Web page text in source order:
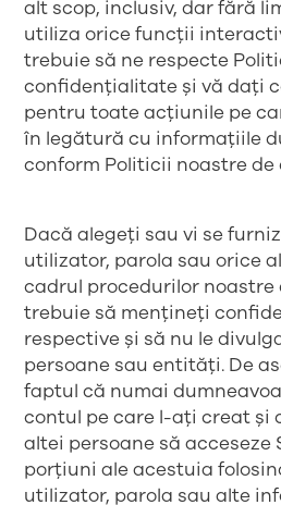
alt scop, inclusiv, dar fără
utiliza orice funcții
trebuie să ne respecte
confidențialitate și vă dați
pentru toate acțiunile pe
în legătură cu informațiile
conform Politicii noastre
Dacă alegeți sau vi se
utilizator, parola sau orice
cadrul procedurilor noastre
trebuie să mențineți
respective și să nu le
persoane sau entități. De
faptul că numai
contul pe care l-ați creat și
altei persoane să acceseze
porțiuni ale acestuia
utilizator, parola sau alte